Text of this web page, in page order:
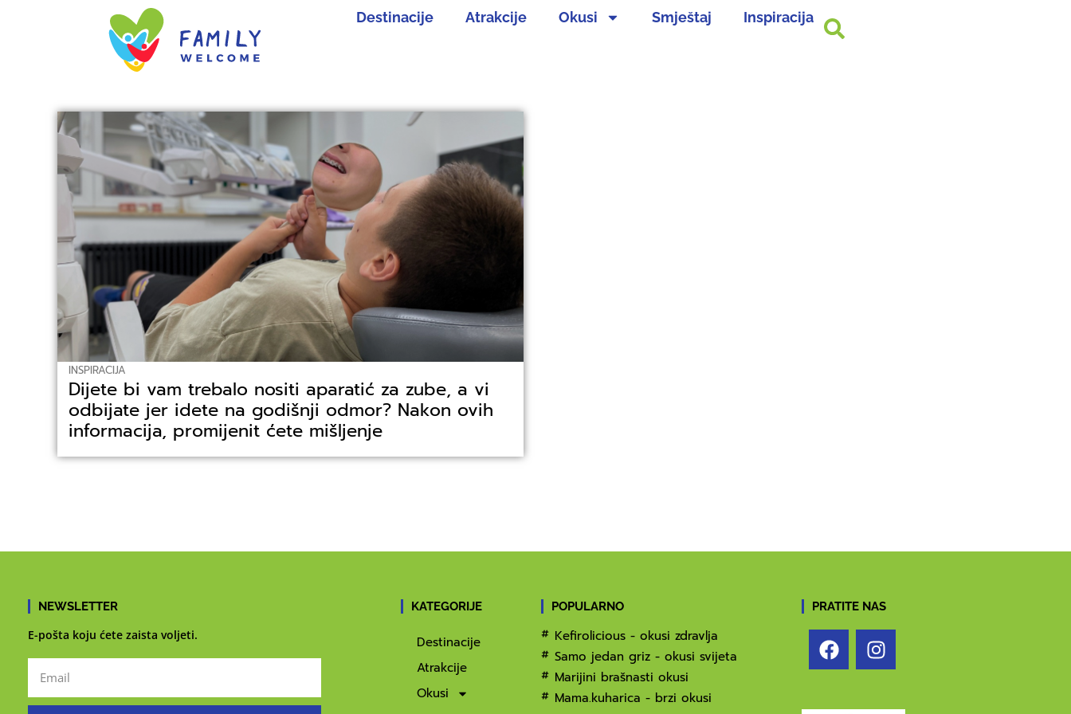
Destinacije Atrakcije Okusi Smještaj Inspiracija
INSPIRACIJA
Dijete bi vam trebalo nositi aparatić za zube, a vi
odbijate jer idete na godišnji odmor? Nakon ovih
informacija, promijenit ćete mišljenje
NEWSLETTER
E-pošta koju ćete zaista voljeti.
KATEGORIJE
Destinacije
Atrakcije
Okusi
POPULARNO
Kefirolicious - okusi zdravlja
Samo jedan griz - okusi svijeta
Marijini brašnasti okusi
Mama.kuharica - brzi okusi
PRATITE NAS